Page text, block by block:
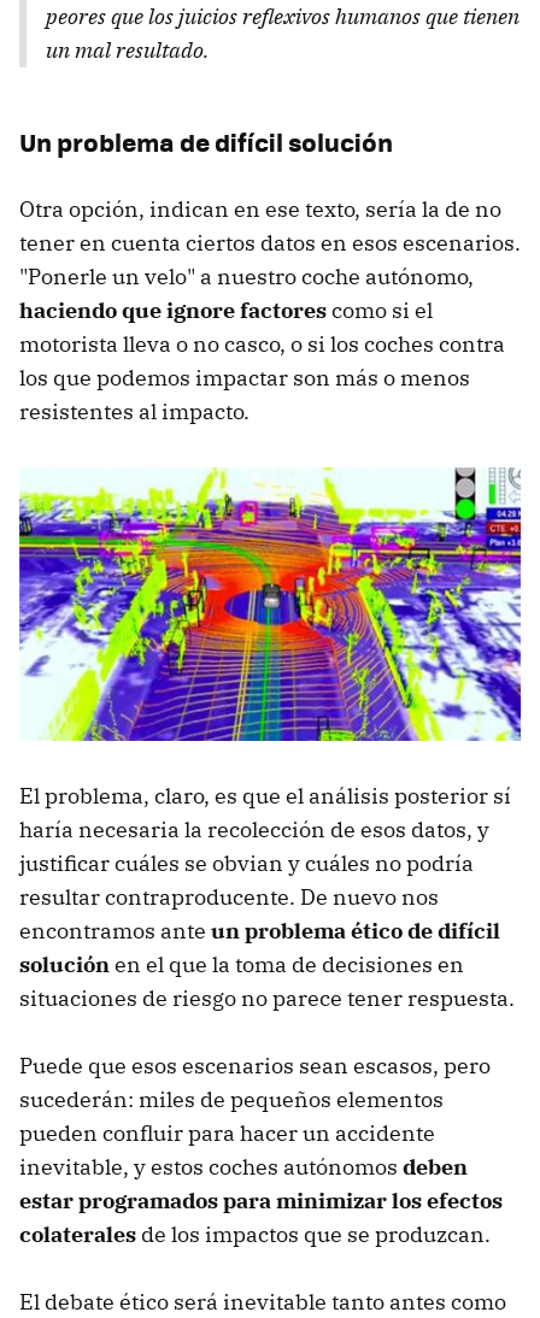
peores que los juicios reflexivos humanos que tienen
un mal resultado.
Un problema de difícil solución
Otra opción, indican en ese texto, sería la de no
tener en cuenta ciertos datos en esos escenarios.
"Ponerle un velo" a nuestro coche autónomo,
haciendo que ignore factorescomo si el
motorista lleva o no casco, o si los coches contra
los que podemos impactar son más o menos
resistentes al impacto.
El problema, claro, es que el análisis posterior sí
haría necesaria la recolección de esos datos, y
justificar cuáles se obvian y cuáles no podría
resultar contraproducente. De nuevo nos
encontramos ante un problema ético de difícil
soluciónen el que la toma de decisiones en
situaciones de riesgo no parece tener respuesta.
Puede que esos escenarios sean escasos, pero
sucederán: miles de pequeños elementos
pueden confluir para hacer un accidente
inevitable, y estos coches autónomos deben
estar programados para minimizar los efectos
colaterales de los impactos que se produzcan.
El debate ético será inevitable tanto antes como